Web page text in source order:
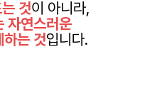
것이 아니라,
자연스러운
하는 것입니다.